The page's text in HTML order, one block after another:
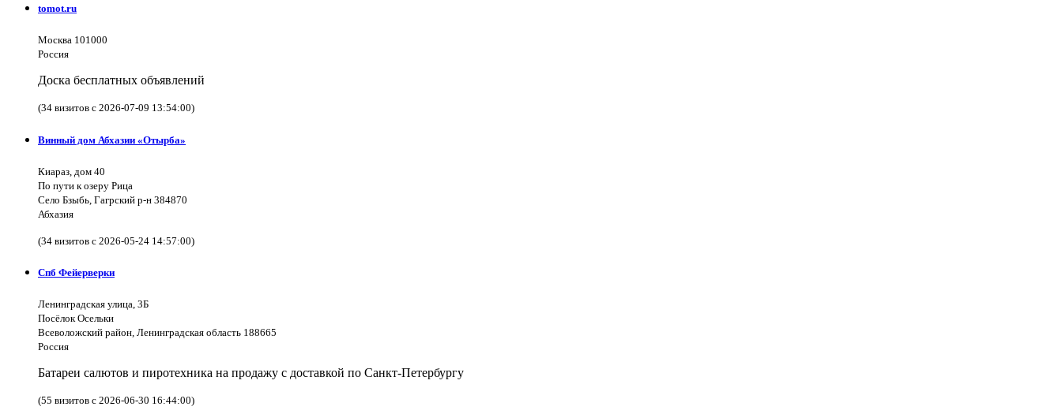
tomot.ru
Москва 101000
Россия
Доска бесплатных объявлений
(34 визитов с 2026-07-09 13:54:00)
Винный дом Абхазии «Отырба»
Киараз, дом 40
По пути к озеру Рица
Село Бзыбь, Гагрский р-н 384870
Абхазия
(34 визитов с 2026-05-24 14:57:00)
Спб Фейерверки
Ленинградская улица, 3Б
Посёлок Осельки
Всеволожский район, Ленинградская область 188665
Россия
Батареи салютов и пиротехника на продажу с доставкой по Санкт-Петербургу
(55 визитов с 2026-06-30 16:44:00)